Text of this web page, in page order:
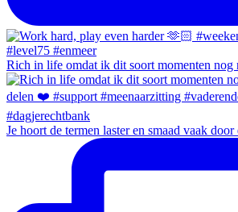
Rich in life omdat ik dit soort momenten nog
Je hoort de termen laster en smaad vaak door